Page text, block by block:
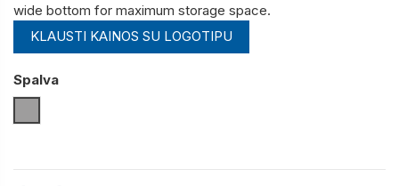
wide bottom for maximum storage space.
KLAUSTI KAINOS SU LOGOTIPU
Spalva